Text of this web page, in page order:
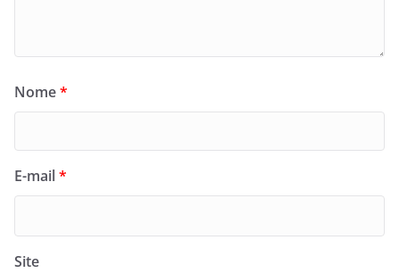
Nome*
E-mail*
Site